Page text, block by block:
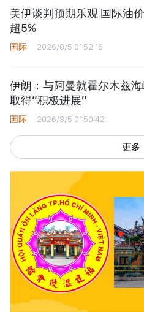
美伊谈判预期乐观 国际油
超5%
国际 2026/8/5 01:52:16
伊朗：与阿曼就霍尔木兹海
取得“积极进展”
国际 2026/8/5 01:50:42
更多
西贡解放报网版权所有
由越南新闻与传播部所属报刊局于2023
证